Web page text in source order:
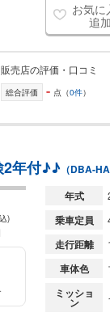
お気に
追加
販売店の評価・口コミ
総合評価 - 点（0件）
2年付♪♪ （DBA-
)
年式
乗車定員
走行距離
車体色
ミッショ
ン